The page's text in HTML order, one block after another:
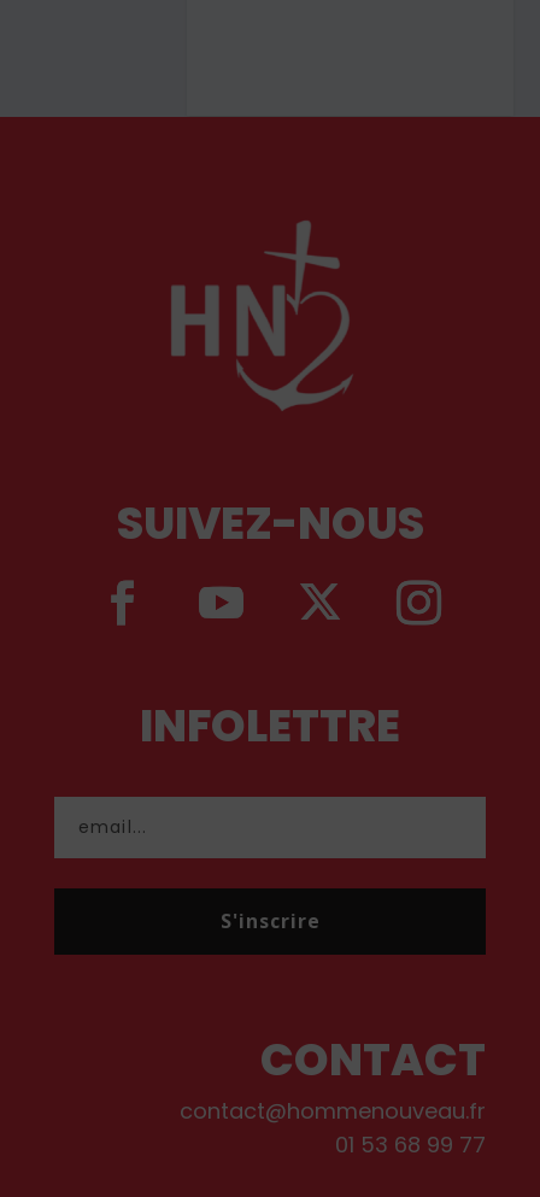
SUIVEZ-NOUS
INFOLETTRE
S'inscrire
CONTACT
contact@hommenouveau.fr
01 53 68 99 77